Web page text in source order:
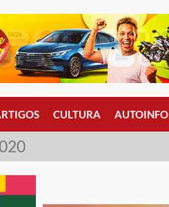
CULTURA AUTOINFO